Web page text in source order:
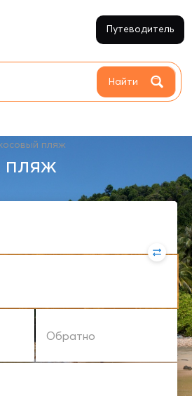
Найти
Путеводитель
пляж
пляж